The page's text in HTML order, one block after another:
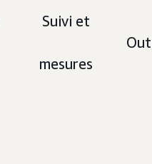
Suivi et
mesures